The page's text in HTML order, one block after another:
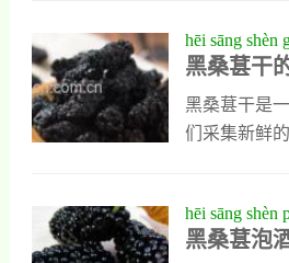
以后直接使
成分，这些
分泌，还能
肠胃消化功
良，以及腹
也有十分积
是桑葚的两
似之处，但
之间有很多
了解，白桑
别1、白桑葚
就在于它们
hēi sāng shèn
yòng chī hēi
黑桑葚干
桑葚干的
黑桑葚干是
们采集新鲜
携带。治好
能当干果食
hēi sāng shèn
zuò yòng
黑桑葚泡